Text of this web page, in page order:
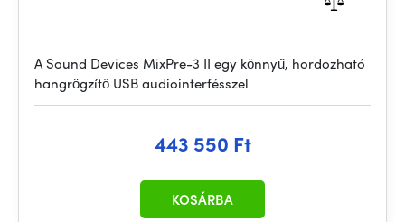
A Sound Devices MixPre-3 II egy könnyű, hordozható
hangrögzítő USB audiointerfésszel
443 550 Ft
KOSÁRBA